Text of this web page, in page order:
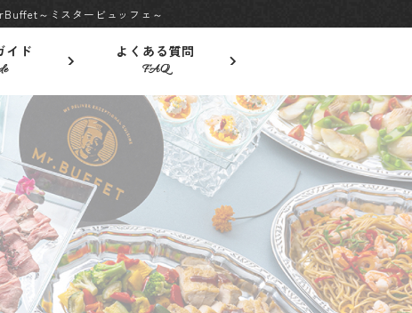
～ミスタービュッフェ～
イド よくある質問
FAQ